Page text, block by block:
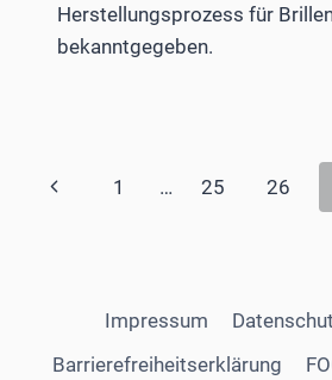
Herstellungsprozess für
bekanntgegeben.
Seitennavigation
Vorherige
1 … 25 26
Impressum
Barrierefreiheitserklärung